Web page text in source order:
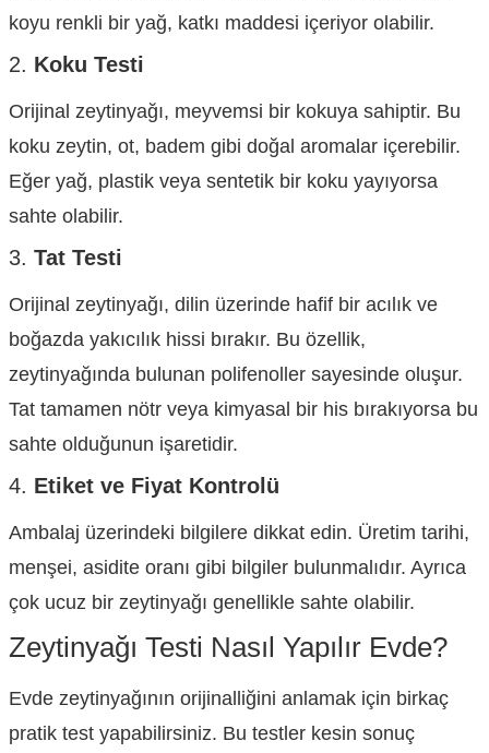
koyu renkli bir yağ, katkı maddesi içeriyor olabilir.
2. Koku Testi
Orijinal zeytinyağı, meyvemsi bir kokuya sahiptir. Bu
koku zeytin, ot, badem gibi doğal aromalar içerebilir.
Eğer yağ, plastik veya sentetik bir koku yayıyorsa
sahte olabilir.
3. Tat Testi
Orijinal zeytinyağı, dilin üzerinde hafif bir acılık ve
boğazda yakıcılık hissi bırakır. Bu özellik,
zeytinyağında bulunan polifenoller sayesinde oluşur.
Tat tamamen nötr veya kimyasal bir his bırakıyorsa bu
sahte olduğunun işaretidir.
4. Etiket ve Fiyat Kontrolü
Ambalaj üzerindeki bilgilere dikkat edin. Üretim tarihi,
menşei, asidite oranı gibi bilgiler bulunmalıdır. Ayrıca
çok ucuz bir zeytinyağı genellikle sahte olabilir.
Zeytinyağı Testi Nasıl Yapılır Evde?
Evde zeytinyağının orijinalliğini anlamak için birkaç
pratik test yapabilirsiniz. Bu testler kesin sonuç